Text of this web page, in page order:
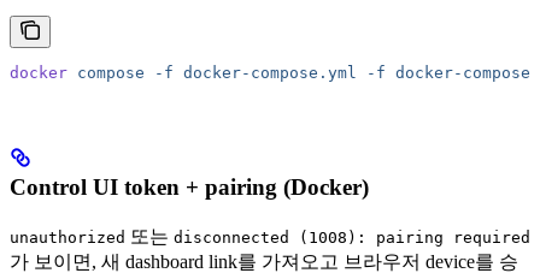
docker compose -f docker-compose.yml -f docker-
Control UI token + pairing (Docker)
unauthorized 또는 disconnected (1008): pairing required
가 보이면, 새 dashboard link를 가져오고 브라우저 device를 승